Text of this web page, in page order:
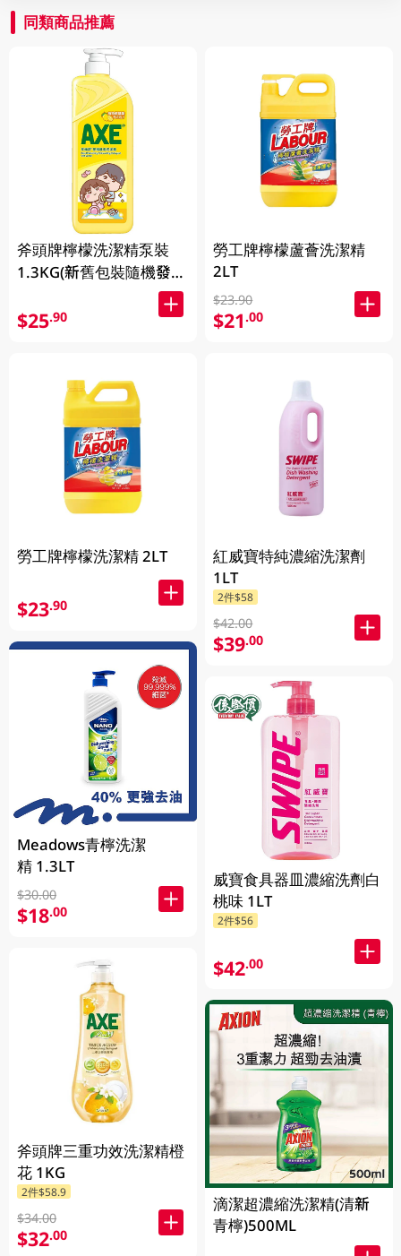
同類商品推薦
斧頭牌檸檬洗潔精泵裝
1.3KG(新舊包裝隨機發
$25.90
勞工牌檸檬洗潔精 2LT
$23.90
Meadows青檸洗潔
精 1.3LT
$30.00
$18.00
斧頭牌三重功效洗潔精橙
花 1KG
2件$58.9
$34.00
$32.00
勞工牌檸檬蘆薈洗潔精
2LT
$23.90
$21.00
紅威寶特純濃縮洗潔劑
1LT
2件$58
$42.00
$39.00
威寶食具器皿濃縮洗劑白
桃味 1LT
2件$56
$42.00
滴潔超濃縮洗潔精(清新
青檸)500ML